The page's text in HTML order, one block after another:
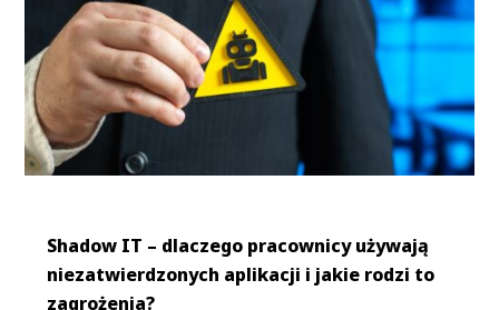
Shadow IT – dlaczego pracownicy używają
niezatwierdzonych aplikacji i jakie rodzi to
zagrożenia?